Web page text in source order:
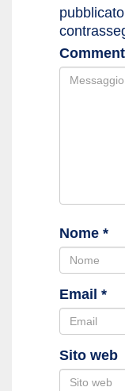
Nome *
Email *
Sito web